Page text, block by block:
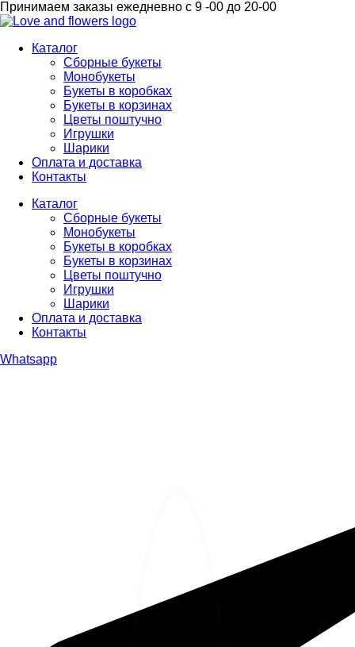
Перейти
к
Принимаем заказы ежедневно с 9 -00 до 20-00
Каталог
Сборные букеты
Монобукеты
Букеты в коробках
Букеты в корзинах
Цветы поштучно
Игрушки
Шарики
Оплата и доставка
Контакты
Каталог
Сборные букеты
Монобукеты
Букеты в коробках
Букеты в корзинах
Цветы поштучно
Игрушки
Шарики
Оплата и доставка
Контакты
Whatsapp